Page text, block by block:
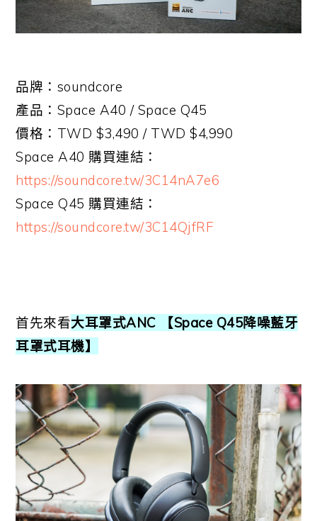
品牌：soundcore
產品：Space A40 / Space Q45
價格：TWD $3,490 / TWD $4,990
Space A40 購買連結：
https://soundcore.tw/3C14nA7e6
Space Q45 購買連結：
https://soundcore.tw/3C14QjfRF
首先來看大耳罩式ANC 【Space Q45降噪藍牙
耳罩式耳機】